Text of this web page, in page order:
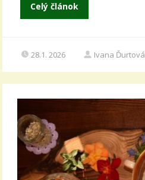
Celý článok
28.1. 2026 Ivana Ďurtová